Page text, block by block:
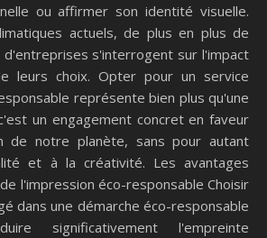
ou affirmer son identité visuelle.
actuels, de plus en plus de
s'interrogent sur l'impact
leurs choix. Opter pour un service
représente bien plus qu'une
un engagement concret en faveur
de notre planète, sans pour autant
et à la créativité. Les avantages
l'impression éco-responsable Choisir
dans une démarche éco-responsable
significativement l'empreinte